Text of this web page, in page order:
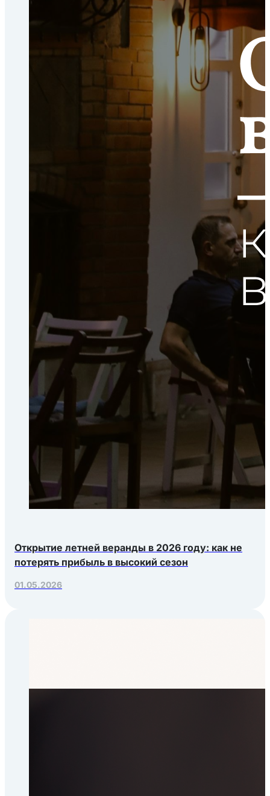
Открытие летней веранды в 2026 году: как не
потерять прибыль в высокий сезон
01.05.2026